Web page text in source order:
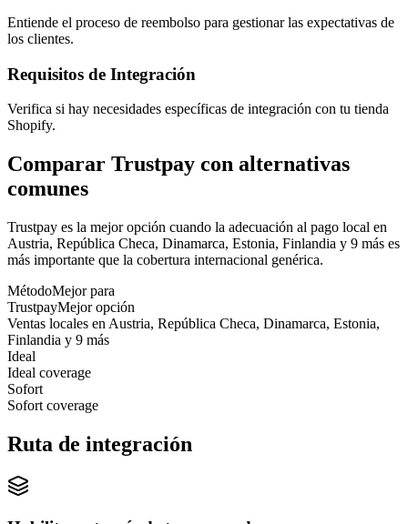
Entiende el proceso de reembolso para gestionar las expectativas de
los clientes.
Requisitos de Integración
Verifica si hay necesidades específicas de integración con tu tienda
Shopify.
Comparar Trustpay con alternativas
comunes
Trustpay es la mejor opción cuando la adecuación al pago local en
Austria, República Checa, Dinamarca, Estonia, Finlandia y 9 más es
más importante que la cobertura internacional genérica.
MétodoMejor para
TrustpayMejor opción
Ventas locales en Austria, República Checa, Dinamarca, Estonia,
Finlandia y 9 más
Ideal
Ideal coverage
Sofort
Sofort coverage
Ruta de integración